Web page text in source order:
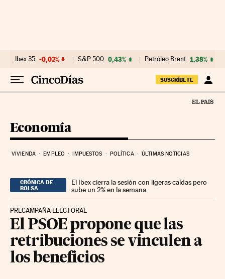
Ibex 35 -0,02% S&P 500 0,43% Petróleo Brent 1,38%
SUSCRÍBETE
Economía
VIVIENDA EMPLEO IMPUESTOS POLÍTICA ÚLTIMAS NOTICIAS
CRÓNICA DE
BOLSA
El Ibex cierra la sesión con ligeras caídas pero
sube un 2% en la semana
PRECAMPAÑA ELECTORAL
El PSOE propone que las
retribuciones se vinculen a
los beneficios